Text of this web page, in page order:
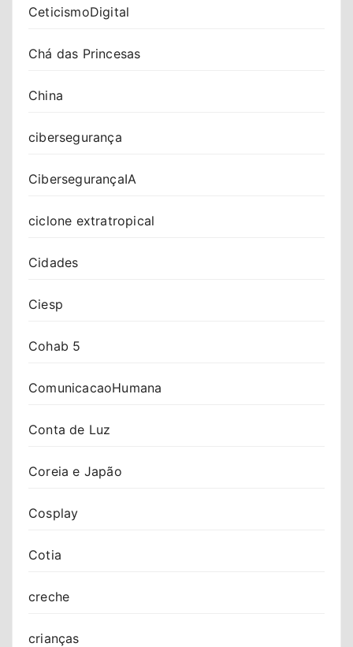
CeticismoDigital
Chá das Princesas
China
cibersegurança
CibersegurançaIA
ciclone extratropical
Cidades
Ciesp
Cohab 5
ComunicacaoHumana
Conta de Luz
Coreia e Japão
Cosplay
Cotia
creche
crianças